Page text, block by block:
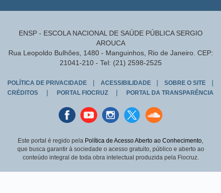
ENSP - ESCOLA NACIONAL DE SAÚDE PÚBLICA SERGIO
AROUCA
Rua Leopoldo Bulhões, 1480 - Manguinhos, Rio de Janeiro. CEP:
21041-210 - Tel: (21) 2598-2525
POLÍTICA DE PRIVACIDADE | ACESSIBILIDADE | SOBRE O SITE |
CRÉDITOS | PORTAL FIOCRUZ | PORTAL DA TRANSPARÊNCIA
FacebookyoutubeinstagranTwitterSound
cloud
Este portal é regido pela Política de Acesso Aberto ao Conhecimento,
que busca garantir à sociedade o acesso gratuito, público e aberto ao
conteúdo integral de toda obra intelectual produzida pela Fiocruz.